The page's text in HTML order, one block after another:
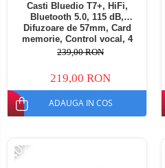
Casti Bluedio T7+, HiFi,
Bluetooth 5.0, 115 dB,
Difuzoare de 57mm, Card
memorie, Control vocal, 4
microfoane, Izolare zgomot
239,00 RON
219,00 RON
ADAUGA IN COS
-40%